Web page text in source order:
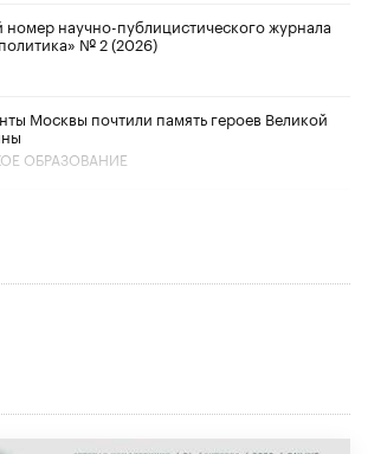
научно-публицистического журнала
№ 2 (2026)
Москвы почтили память героев Великой
ОБРАЗОВАНИЕ